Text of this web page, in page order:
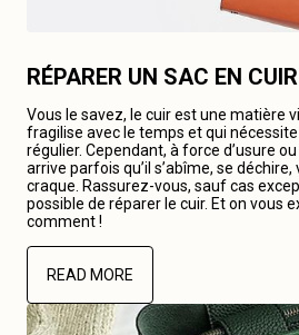
RÉPARER UN SAC EN CUIR
Vous le savez, le cuir est une matière
fragilise avec le temps et qui
régulier. Cependant, à force d’usure ou
arrive parfois qu’il s’abîme, se
craque. Rassurez-vous, sauf cas
possible de réparer le cuir. Et on vous
comment !
READ MORE